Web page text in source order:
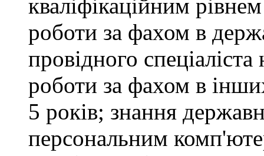
кваліфікаційним
роботи за фахом в
провідного
роботи за фахом в
5 років; знання
персональним